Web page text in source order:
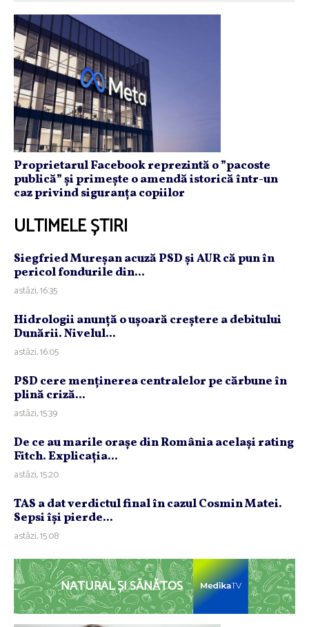
Proprietarul Facebook reprezintă o ”pacoste
publică” și primește o amendă istorică într-un
caz privind siguranța copiilor
ULTIMELE ȘTIRI
Siegfried Mureşan acuză PSD şi AUR că pun în
pericol fondurile din...
astăzi, 16:35
Hidrologii anunţă o uşoară creştere a debitului
Dunării. Nivelul...
astăzi, 16:05
PSD cere menţinerea centralelor pe cărbune în
plină criză...
astăzi, 15:39
De ce au marile oraşe din România acelaşi rating
Fitch. Explicaţia...
astăzi, 15:20
TAS a dat verdictul final în cazul Cosmin Matei.
Sepsi îşi pierde...
astăzi, 15:08
NATURAL ȘI SĂNĂTOS